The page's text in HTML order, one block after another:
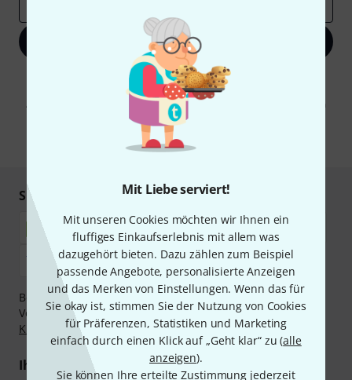
Mit Liebe serviert!
Mit unseren Cookies möchten wir Ihnen ein
fluffiges Einkaufserlebnis mit allem was
dazugehört bieten. Dazu zählen zum Beispiel
passende Angebote, personalisierte Anzeigen
und das Merken von Einstellungen. Wenn das für
Sie okay ist, stimmen Sie der Nutzung von Cookies
für Präferenzen, Statistiken und Marketing
einfach durch einen Klick auf „Geht klar“ zu (alle
anzeigen).
Sie können Ihre erteilte Zustimmung jederzeit
Jetzt anmelden
Mit Klick auf „Jetzt anmelden“ stimmen Sie dem Erhalt von E-Mail-
Werbung und einer Messung des E-Mail-Nutzungsverhaltens zu. Die
Abmeldung ist jederzeit möglich. Weitere Informationen finden Sie in
unseren
Datenschutzhinweisen
* Pflichtfeld
Sicher einkaufen & bezahlen
Bezahlen Sie vertraulich und sicher per Nachnahme,
Vorkasse, PayPal, Amazon Pay,Klarna Sofort bezahlen,
Klarna Ratenzahlungoder Kreditkarte.
Ihre Vorteile